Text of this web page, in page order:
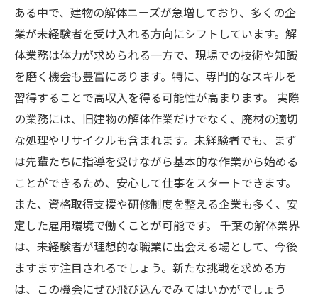
ある中で、建物の解体ニーズが急増しており、多くの企
業が未経験者を受け入れる方向にシフトしています。解
体業務は体力が求められる一方で、現場での技術や知識
を磨く機会も豊富にあります。特に、専門的なスキルを
習得することで高収入を得る可能性が高まります。 実際
の業務には、旧建物の解体作業だけでなく、廃材の適切
な処理やリサイクルも含まれます。未経験者でも、まず
は先輩たちに指導を受けながら基本的な作業から始める
ことができるため、安心して仕事をスタートできます。
また、資格取得支援や研修制度を整える企業も多く、安
定した雇用環境で働くことが可能です。 千葉の解体業界
は、未経験者が理想的な職業に出会える場として、今後
ますます注目されるでしょう。新たな挑戦を求める方
は、この機会にぜひ飛び込んでみてはいかがでしょう